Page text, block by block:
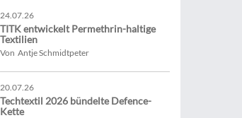
24.07.26
TITK entwickelt Permethrin-haltige
Textilien
Von Antje Schmidtpeter
20.07.26
Techtextil 2026 bündelte Defence-
Kette